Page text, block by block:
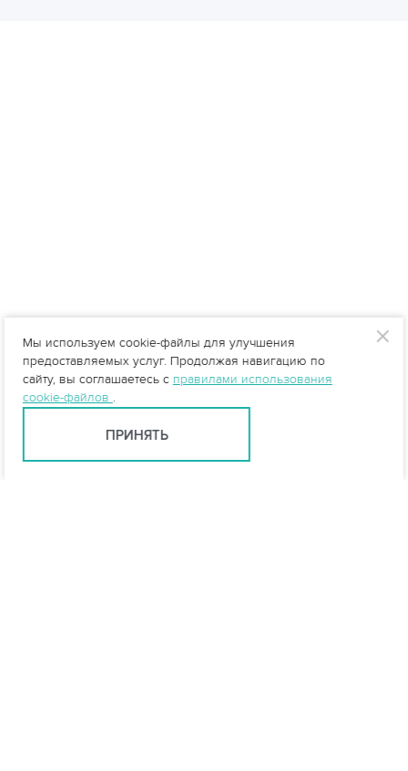
Мы используем cookie-файлы для улучшения
предоставляемых услуг. Продолжая навигацию по
сайту, вы соглашаетесь с правилами использования
cookie-файлов .
ПРИНЯТЬ